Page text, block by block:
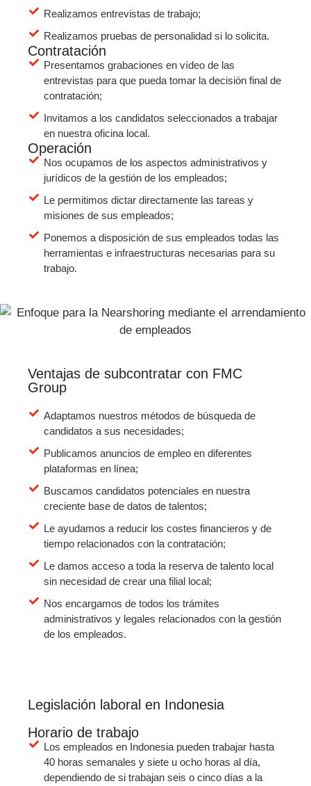
Realizamos entrevistas de trabajo;
Realizamos pruebas de personalidad si lo solicita.
Contratación
Presentamos grabaciones en vídeo de las
entrevistas para que pueda tomar la decisión final de
contratación;
Invitamos a los candidatos seleccionados a trabajar
en nuestra oficina local.
Operación
Nos ocupamos de los aspectos administrativos y
jurídicos de la gestión de los empleados;
Le permitimos dictar directamente las tareas y
misiones de sus empleados;
Ponemos a disposición de sus empleados todas las
herramientas e infraestructuras necesarias para su
trabajo.
Ventajas de subcontratar con FMC
Group
Adaptamos nuestros métodos de búsqueda de
candidatos a sus necesidades;
Publicamos anuncios de empleo en diferentes
plataformas en línea;
Buscamos candidatos potenciales en nuestra
creciente base de datos de talentos;
Le ayudamos a reducir los costes financieros y de
tiempo relacionados con la contratación;
Le damos acceso a toda la reserva de talento local
sin necesidad de crear una filial local;
Nos encargamos de todos los trámites
administrativos y legales relacionados con la gestión
de los empleados.
Legislación laboral en Indonesia
Horario de trabajo
Los empleados en Indonesia pueden trabajar hasta
40 horas semanales y siete u ocho horas al día,
dependiendo de si trabajan seis o cinco días a la